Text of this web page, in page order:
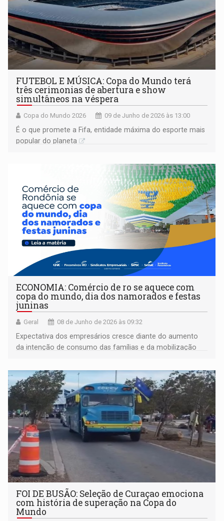
FUTEBOL E MÚSICA: Copa do Mundo terá
três cerimonias de abertura e show
simultâneos na véspera
Copa do Mundo 2026 09 de Junho de 2026 às 13:00
É o que promete a Fifa, entidade máxima do esporte mais
popular do planeta
ECONOMIA: Comércio de ro se aquece com
copa do mundo, dia dos namorados e festas
juninas
Geral 08 de Junho de 2026 às 09:32
Expectativa dos empresários cresce diante do aumento
da intenção de consumo das famílias e da mobilização
FOI DE BUSÃO: Seleção de Curaçao emociona
com história de superação na Copa do
Mundo